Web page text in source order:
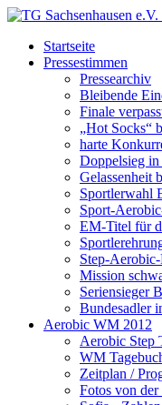
Startseite
Pressestimmen
Pressearchiv
Bleibende
Finale
„Hot Socks“
harte
Doppelsieg in
Gelassenheit
Sportlerwahl
Sport-
EM-Titel für
Step-
Mission
Seriensieger
Bundesadler
Aerobic WM 2012
Aerobic Step
WM
Zeitplan /
Fotos von